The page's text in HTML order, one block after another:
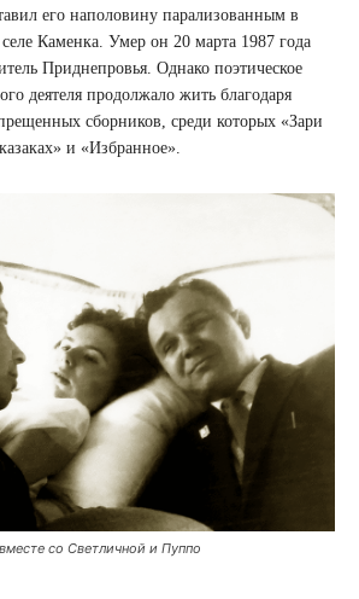
его наполовину парализованным в
Каменка. Умер он 20 марта 1987 года
Приднепровья. Однако поэтическое
деятеля продолжало жить благодаря
сборников, среди которых «Зари
и «Избранное».
со Светличной и Пуппо